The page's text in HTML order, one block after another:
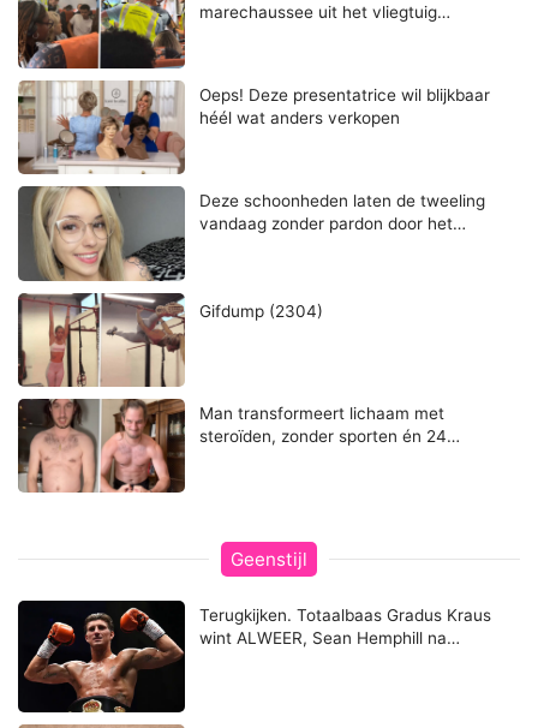
marechaussee uit het vliegtuig…
Oeps! Deze presentatrice wil blijkbaar
héél wat anders verkopen
Deze schoonheden laten de tweeling
vandaag zonder pardon door het…
Gifdump (2304)
Man transformeert lichaam met
steroïden, zonder sporten én 24…
Geenstijl
Terugkijken. Totaalbaas Gradus Kraus
wint ALWEER, Sean Hemphill na…